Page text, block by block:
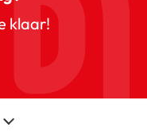
klaar!